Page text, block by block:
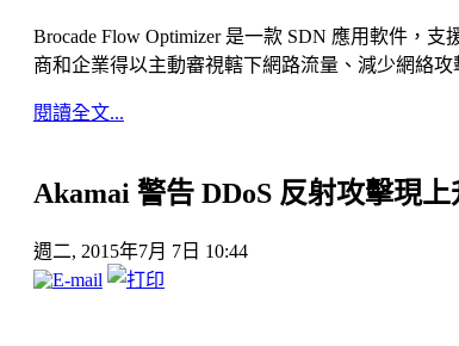
Brocade Flow Optimizer 是一款 SDN 應用軟件，
商和企業得以主動審視轄下網路流量、減少網絡
閱讀全文...
Akamai 警告 DDoS 反射攻擊現上
週二, 2015年7月 7日 10:44